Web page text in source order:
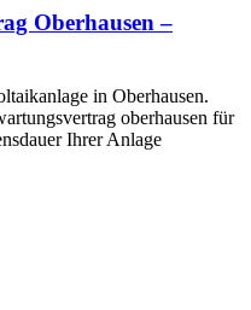
Oberhausen –
in Oberhausen.
oberhausen für
Ihrer Anlage